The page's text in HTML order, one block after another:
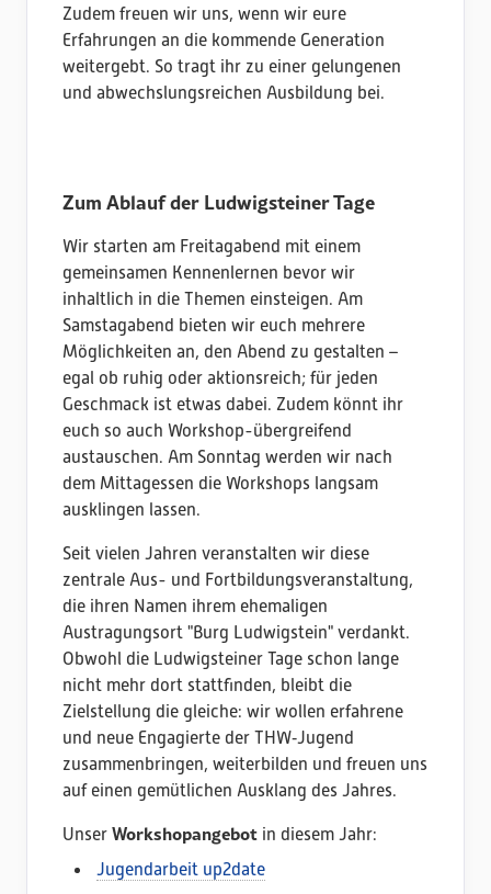
Zudem freuen wir uns, wenn wir eure
Erfahrungen an die kommende Generation
weitergebt. So tragt ihr zu einer gelungenen
und abwechslungsreichen Ausbildung bei.
Zum Ablauf der Ludwigsteiner Tage
Wir starten am Freitagabend mit einem
gemeinsamen Kennenlernen bevor wir
inhaltlich in die Themen einsteigen. Am
Samstagabend bieten wir euch mehrere
Möglichkeiten an, den Abend zu gestalten –
egal ob ruhig oder aktionsreich; für jeden
Geschmack ist etwas dabei. Zudem könnt ihr
euch so auch Workshop-übergreifend
austauschen. Am Sonntag werden wir nach
dem Mittagessen die Workshops langsam
ausklingen lassen.
Seit vielen Jahren veranstalten wir diese
zentrale Aus- und Fortbildungsveranstaltung,
die ihren Namen ihrem ehemaligen
Austragungsort "Burg Ludwigstein" verdankt.
Obwohl die Ludwigsteiner Tage schon lange
nicht mehr dort stattfinden, bleibt die
Zielstellung die gleiche: wir wollen erfahrene
und neue Engagierte der THW‑Jugend
zusammenbringen, weiterbilden und freuen uns
auf einen gemütlichen Ausklang des Jahres.
Unser Workshopangebot in diesem Jahr:
Jugendarbeit up2date